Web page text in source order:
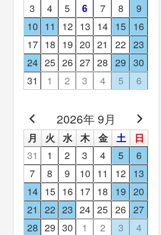
3
4 5 6 7 8
9
10 11 12 13 14 15 16
17 18 19 20 21 22 23
24 25 26 27 28 29 30
31
1 2 3 4 5 6
2026年 9月
月 火 水 木 金 土
日
31
1 2 3 4 5
6
7
8 9 10 11 12 13
14 15 16 17 18 19 20
21
22 23 24 25 26 27
28 29 30 1 2 3 4